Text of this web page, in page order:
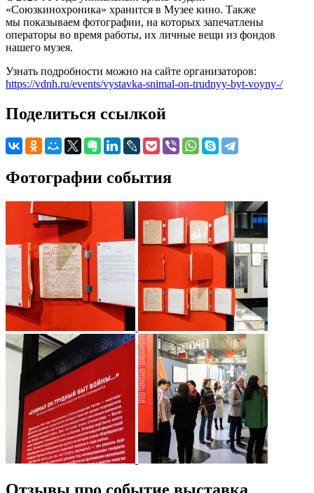
«Союзкинохроника» хранится в Музее кино. Также
мы показываем фотографии, на которых запечатлены
операторы во время работы, их личные вещи из фондов
нашего музея.
Узнать подробности можно на сайте организаторов:
https://vdnh.ru/events/vystavka-snimal-on-trudnyy-byt-voyny-/
Поделиться ссылкой
Фотографии события
Отзывы про событие выставка